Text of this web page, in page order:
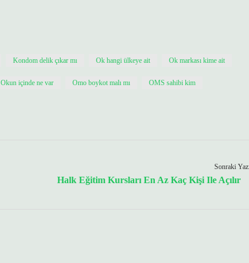
Kondom delik çıkar mı Ok hangi ülkeye ait Ok markası kime ait
Okun içinde ne var Omo boykot malı mı OMS sahibi kim
Sonraki
Halk Eğitim Kursları En Az Kaç Kişi Ile Açılır